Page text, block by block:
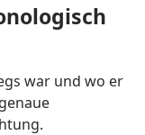
war und wo er